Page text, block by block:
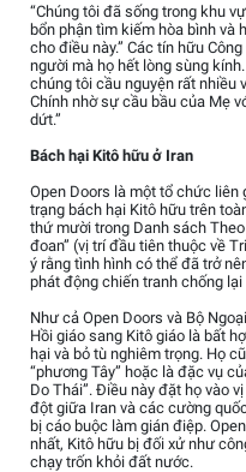
“Chúng tôi đã sống trong khu
bổn phận tìm kiếm hòa bình và
cho điều này.” Các tín hữu
người mà họ hết lòng sùng
chúng tôi cầu nguyện rất nhiều
Chính nhờ sự cầu bầu của Mẹ
dứt.”
Bách hại Kitô hữu ở Iran
Open Doors là một tổ chức liên
trạng bách hại Kitô hữu trên
thứ mười trong Danh sách
đoan” (vị trí đầu tiên thuộc về
ý rằng tình hình có thể đã trở
phát động chiến tranh chống lại
Như cả Open Doors và Bộ
Hồi giáo sang Kitô giáo là bất
hại và bỏ tù nghiêm trọng. Họ
“phương Tây” hoặc là đặc vụ
Do Thái”. Điều này đặt họ vào
đột giữa Iran và các cường
bị cáo buộc làm gián điệp.
nhất, Kitô hữu bị đối xử như
chạy trốn khỏi đất nước.